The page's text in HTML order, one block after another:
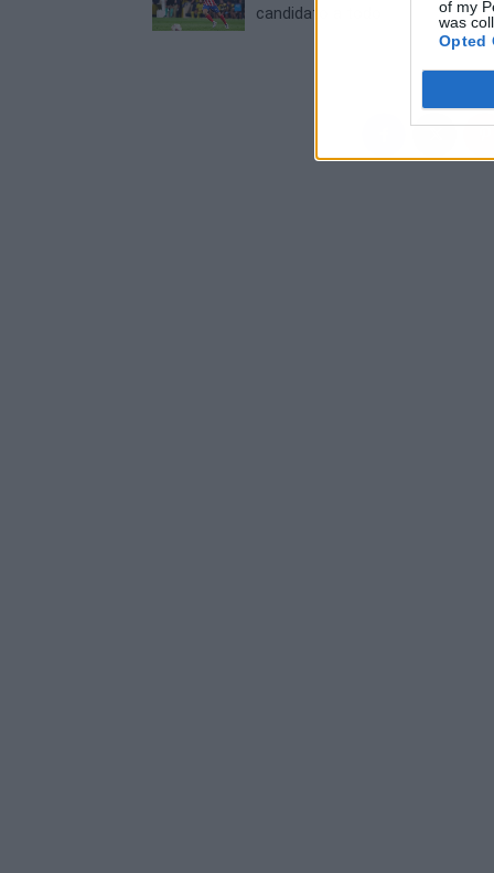
of my
was
Opted
candidato a todo